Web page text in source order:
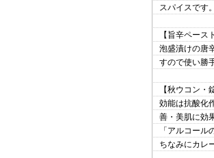
スパイスです。
【旨辛ペー
泡盛漬けの唐
すので使い勝
【秋ウコン
効能は抗酸化
善・美肌に効
「アルコール
ちなみにカレ